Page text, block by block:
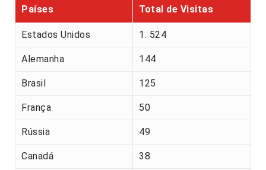
Países
Total de Visitas
Estados Unidos 1. 524
Alemanha 144
Brasil 125
França 50
Rússia 49
Canadá 38